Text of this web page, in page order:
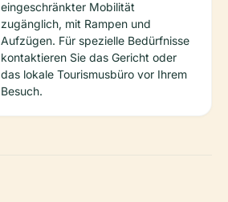
eingeschränkter Mobilität
zugänglich, mit Rampen und
Aufzügen. Für spezielle Bedürfnisse
kontaktieren Sie das Gericht oder
das lokale Tourismusbüro vor Ihrem
Besuch.